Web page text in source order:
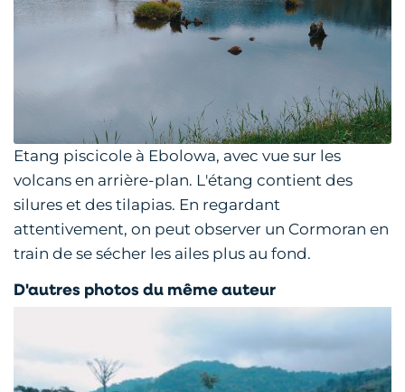
Etang piscicole à Ebolowa, avec vue sur les
volcans en arrière-plan. L'étang contient des
silures et des tilapias. En regardant
attentivement, on peut observer un Cormoran en
train de se sécher les ailes plus au fond.
D'autres photos du même auteur